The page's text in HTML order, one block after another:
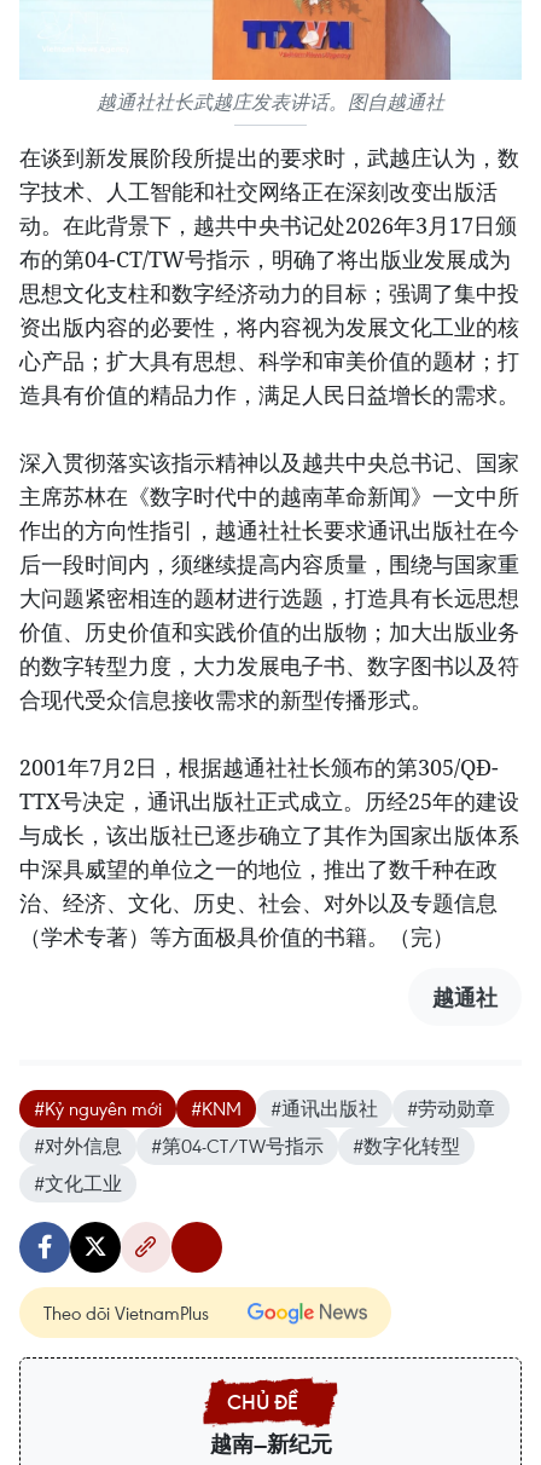
越通社社长武越庄发表讲话。图自越通社
在谈到新发展阶段所提出的要求时，武越庄认为，数
字技术、人工智能和社交网络正在深刻改变出版活
动。在此背景下，越共中央书记处2026年3月17日颁
布的第04-CT/TW号指示，明确了将出版业发展成为
思想文化支柱和数字经济动力的目标；强调了集中投
资出版内容的必要性，将内容视为发展文化工业的核
心产品；扩大具有思想、科学和审美价值的题材；打
造具有价值的精品力作，满足人民日益增长的需求。
深入贯彻落实该指示精神以及越共中央总书记、国家
主席苏林在《数字时代中的越南革命新闻》一文中所
作出的方向性指引，越通社社长要求通讯出版社在今
后一段时间内，须继续提高内容质量，围绕与国家重
大问题紧密相连的题材进行选题，打造具有长远思想
价值、历史价值和实践价值的出版物；加大出版业务
的数字转型力度，大力发展电子书、数字图书以及符
合现代受众信息接收需求的新型传播形式。
2001年7月2日，根据越通社社长颁布的第305/QĐ-
TTX号决定，通讯出版社正式成立。历经25年的建设
与成长，该出版社已逐步确立了其作为国家出版体系
中深具威望的单位之一的地位，推出了数千种在政
治、经济、文化、历史、社会、对外以及专题信息
（学术专著）等方面极具价值的书籍。（完）
越通社
#Kỷ nguyên mới #KNM #通讯出版社
#劳动勋章
#对外信息
#第04-CT/TW号指示
#数字化转型
#文化工业
Theo dõi VietnamPlus
越南—新纪元